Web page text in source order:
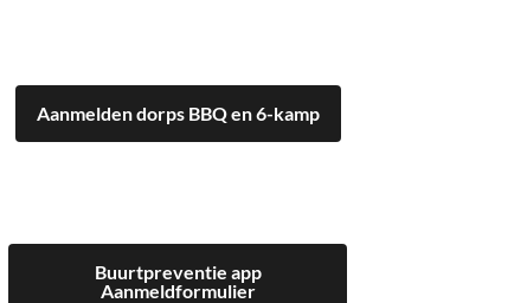
Aanmelden dorps BBQ en 6-kamp
Buurtpreventie app
Aanmeldformulier